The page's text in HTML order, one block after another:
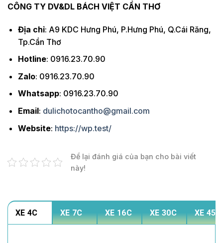
CÔNG TY DV&DL BÁCH VIỆT CẦN THƠ
Địa chỉ: A9 KDC Hưng Phú, P.Hưng Phú, Q.Cái Răng,
Tp.Cần Thơ
Hotline: 0916.23.70.90
Zalo: 0916.23.70.90
Whatsapp: 0916.23.70.90
Email: dulichotocantho@gmail.com
Website: https://wp.test/
Để lại đánh giá của bạn cho bài viết
này!
XE 4C XE 7C XE 16C XE 30C XE 45C